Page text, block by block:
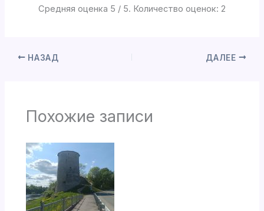
Средняя оценка 5 / 5. Количество оценок: 2
НАЗАД ДАЛЕЕ
Похожие записи